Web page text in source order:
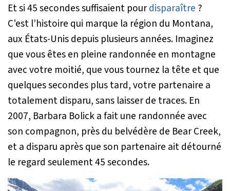
Et si 45 secondes suffisaient pourdisparaître ?
C’est l’histoire qui marque la région du Montana,
aux États-Unis depuis plusieurs années. Imaginez
que vous êtes en pleine randonnée en montagne
avec votre moitié, que vous tournez la tête et que
quelques secondes plus tard, votre partenaire a
totalement disparu, sans laisser de traces. En
2007, Barbara Bolick a fait une randonnée avec
son compagnon, près du belvédère de Bear Creek,
et a disparu après que son partenaire ait détourné
le regard seulement 45 secondes.